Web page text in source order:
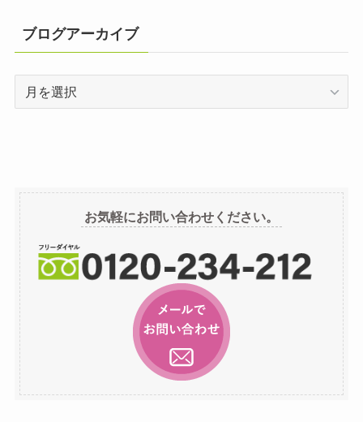
ブログアーカイブ
イ
ブ
お気軽にお問い合わせください。